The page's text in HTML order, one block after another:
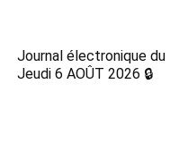
Journal électronique du
Jeudi 6 AOÛT 2026 🔒